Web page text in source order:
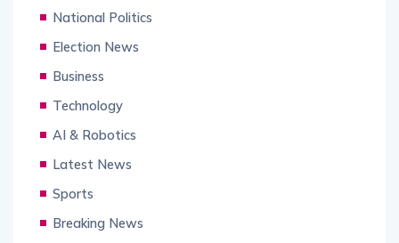
National Politics
Election News
Business
Technology
AI & Robotics
Latest News
Sports
Breaking News